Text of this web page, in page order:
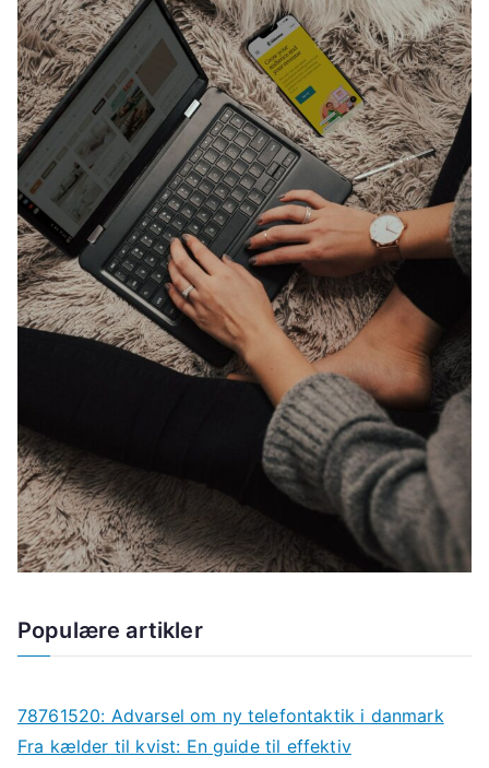
Populære artikler
78761520: Advarsel om ny telefontaktik i danmark
Fra kælder til kvist: En guide til effektiv